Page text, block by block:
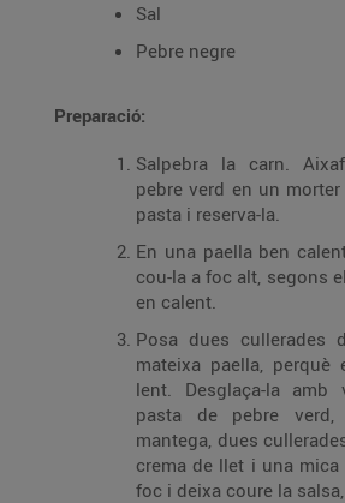
Sal
Pebre negre
Preparació:
Salpebra la carn.
pebre verd en un
pasta i reserva-la.
En una paella ben
cou-la a foc alt, segons
en calent.
Posa dues cullerades
mateixa paella,
lent. Desglaça-la
pasta de pebre
mantega, dues
crema de llet i una
foc i deixa coure la